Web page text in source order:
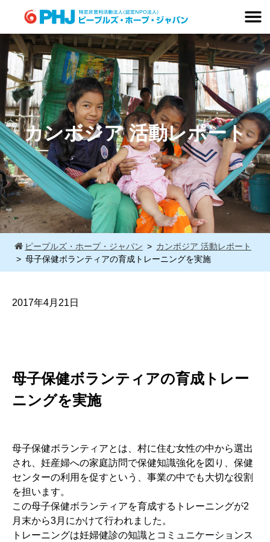
content
カンボジア 活動レポート
ピープルズ・ホープ・ジャパン
カンボジア 活動レポート
母子保健ボランティアの育成トレーニングを実施
2017年4月21日
母子保健ボランティアの育成トレー
ニングを実施
母子保健ボランティアとは、村に住む女性の中から選出
され、妊産婦への家庭訪問で保健知識強化を図り、保健
センターの利用を促すという、事業の中でも大切な役割
を担います。
この母子保健ボランティアを育成するトレーニングが2
月末から3月にかけて行われました。
トレーニングは妊婦健診の知識とコミュニケーションス